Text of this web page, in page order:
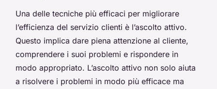
Una delle tecniche più efficaci per migliorare
l’efficienza del servizio clienti è l’ascolto attivo.
Questo implica dare piena attenzione al cliente,
comprendere i suoi problemi e rispondere in
modo appropriato. L’ascolto attivo non solo aiuta
a risolvere i problemi in modo più efficace ma